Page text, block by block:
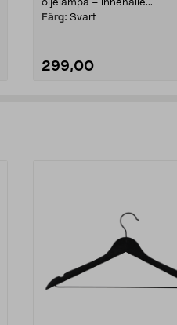
oljelampa – innehålle...
Färg: Svart
299,00